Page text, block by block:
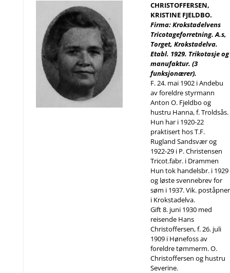
CHRISTOFFERSEN,
KRISTINE FJELDBO.
Firma: Krokstadelvens
Tricotageforretning. A.s,
Torget, Krokstadelva.
Etabl. 1929. Trikotasje og
manufaktur. (3
funksjonærer).
F. 24. mai 1902 i Andebu
av foreldre styrmann
Anton O. Fjeldbo og
hustru Hanna, f. Troldsås.
Hun har i 1920-22
praktisert hos T.F.
Rugland Sandsvær og
1922-29 i P. Christensen
Tricot.fabr. i Drammen
Hun tok handelsbr. i 1929
og løste svennebrev for
søm i 1937. Vik. poståpner
i Krokstadelva.
Gift 8. juni 1930 med
reisende Hans
Christoffersen, f. 26. juli
1909 i Hønefoss av
foreldre tømmerm. O.
Christoffersen og hustru
Severine.